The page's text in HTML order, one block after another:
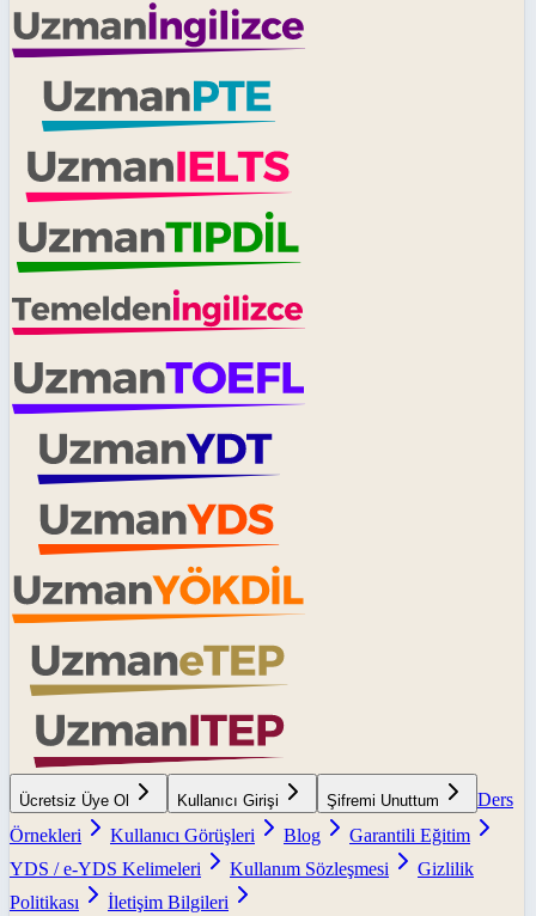
Ücretsiz Üye Ol Kullanıcı Girişi Şifremi Unuttum
Ders
Örnekleri
Kullanıcı Görüşleri Blog
Garantili Eğitim
YDS / e-YDS Kelimeleri
Kullanım Sözleşmesi
Gizlilik
Politikası
İletişim Bilgileri